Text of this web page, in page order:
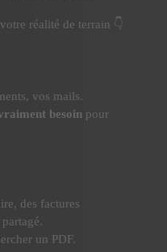
réalité de terrain 👇
vos mails.
besoin pour
des factures
un PDF.